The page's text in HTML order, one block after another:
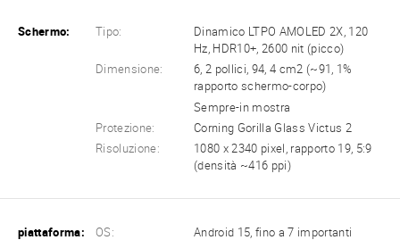
Schermo: Tipo:
Dinamico LTPO AMOLED 2X, 120
Hz, HDR10+, 2600 nit (picco)
Dimensione:
6, 2 pollici, 94, 4 cm2 (~91, 1%
rapporto schermo-corpo)
Sempre-in mostra
Protezione:
Corning Gorilla Glass Victus 2
Risoluzione:
1080 x 2340 pixel, rapporto 19, 5:9
(densità ~416 ppi)
piattaforma: OS:
Android 15, fino a 7 importanti